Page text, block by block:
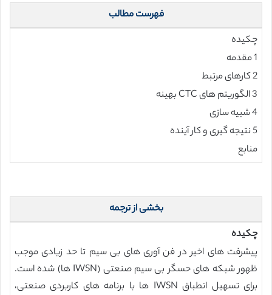
فهرست مطالب
چکیده
1 مقدمه
2 کارهای مرتبط
3 الگوریتم های CTC بهینه
4 شبیه سازی
5 نتیجه گیری و کار آینده
منابع
بخشی از ترجمه
چکیده
پیشرفت های اخیر در فن آوری های بی سیم تا حد زیادی موجب
ظهور شبکه های حسگر بی سیم صنعتی (IWSN ها) شده است.
برای تسهیل انطباق IWSN ها با برنامه های کاربردی صنعتی،